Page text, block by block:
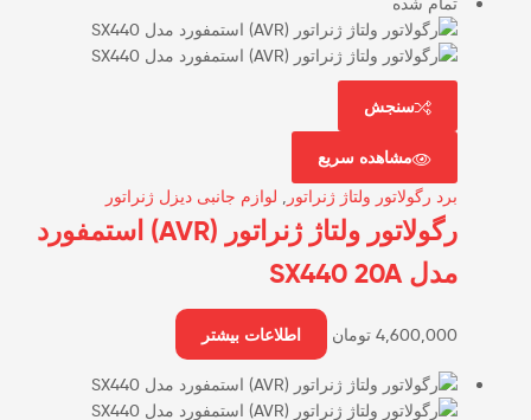
سنجش
مشاهده سریع
برد رگولاتور ولتاژ ژنراتور لوازم جانبی دیزل ژنراتور
رگولاتور ولتاژ ژنراتور (AVR) استمفورد
مدل SX440 20A
4,600,000 تومان اطلاعات بیشتر